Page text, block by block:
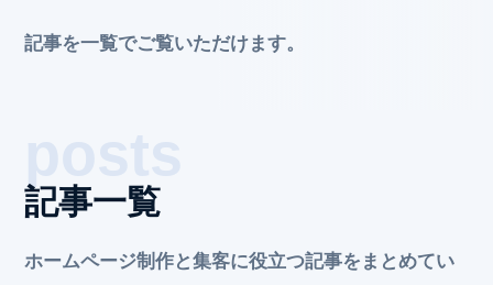
記事を一覧でご覧いただけます。
記事一覧
ホームページ制作と集客に役立つ記事をまとめてい